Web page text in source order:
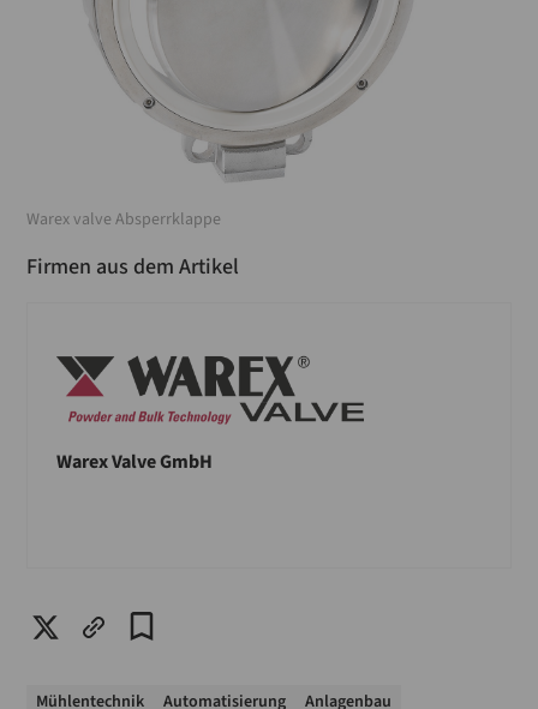
Warex valve Absperrklappe
Firmen aus dem Artikel
Warex Valve GmbH
Mühlentechnik Automatisierung Anlagenbau